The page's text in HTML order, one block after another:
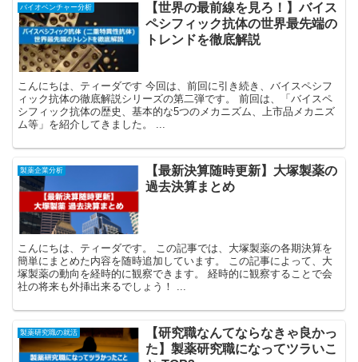
バイオベンチャー分析
【世界の最前線を見ろ！】バイス
ペシフィック抗体の世界最先端の
トレンドを徹底解説
こんにちは、ティーダです 今回は、前回に引き続き、バイスペシフ
ィック抗体の徹底解説シリーズの第二弾です。 前回は、「バイスペ
シフィック抗体の歴史、基本的な5つのメカニズム、上市品メカニズ
ム等」を紹介してきました。 ...
製薬企業分析
【最新決算随時更新】大塚製薬の
過去決算まとめ
こんにちは、ティーダです。 この記事では、大塚製薬の各期決算を
簡単にまとめた内容を随時追加しています。 この記事によって、大
塚製薬の動向を経時的に観察できます。 経時的に観察することで会
社の将来も外挿出来るでしょう！ ...
製薬研究職の就活
【研究職なんてならなきゃ良かっ
た】製薬研究職になってツラいこ